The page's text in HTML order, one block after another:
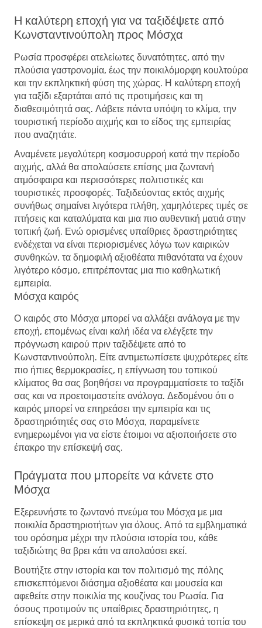
Η καλύτερη εποχή για να ταξιδέψετε από
Κωνσταντινούπολη προς Μόσχα
Ρωσία προσφέρει ατελείωτες δυνατότητες, από την
πλούσια γαστρονομία, έως την ποικιλόμορφη κουλτούρα
και την εκπληκτική φύση της χώρας. Η καλύτερη εποχή
για ταξίδι εξαρτάται από τις προτιμήσεις και τη
διαθεσιμότητά σας. Λάβετε πάντα υπόψη το κλίμα, την
τουριστική περίοδο αιχμής και το είδος της εμπειρίας
που αναζητάτε.
Αναμένετε μεγαλύτερη κοσμοσυρροή κατά την περίοδο
αιχμής, αλλά θα απολαύσετε επίσης μια ζωντανή
ατμόσφαιρα και περισσότερες πολιτιστικές και
τουριστικές προσφορές. Ταξιδεύοντας εκτός αιχμής
συνήθως σημαίνει λιγότερα πλήθη, χαμηλότερες τιμές σε
πτήσεις και καταλύματα και μια πιο αυθεντική ματιά στην
τοπική ζωή. Ενώ ορισμένες υπαίθριες δραστηριότητες
ενδέχεται να είναι περιορισμένες λόγω των καιρικών
συνθηκών, τα δημοφιλή αξιοθέατα πιθανότατα να έχουν
λιγότερο κόσμο, επιτρέποντας μια πιο καθηλωτική
εμπειρία.
Μόσχα καιρός
Ο καιρός στο Μόσχα μπορεί να αλλάξει ανάλογα με την
εποχή, επομένως είναι καλή ιδέα να ελέγξετε την
πρόγνωση καιρού πριν ταξιδέψετε από το
Κωνσταντινούπολη. Είτε αντιμετωπίσετε ψυχρότερες είτε
πιο ήπιες θερμοκρασίες, η επίγνωση του τοπικού
κλίματος θα σας βοηθήσει να προγραμματίσετε το ταξίδι
σας και να προετοιμαστείτε ανάλογα. Δεδομένου ότι ο
καιρός μπορεί να επηρεάσει την εμπειρία και τις
δραστηριότητές σας στο Μόσχα, παραμείνετε
ενημερωμένοι για να είστε έτοιμοι να αξιοποιήσετε στο
έπακρο την επίσκεψή σας.
Πράγματα που μπορείτε να κάνετε στο
Μόσχα
Εξερευνήστε το ζωντανό πνεύμα του Μόσχα με μια
ποικιλία δραστηριοτήτων για όλους. Από τα εμβληματικά
του ορόσημα μέχρι την πλούσια ιστορία του, κάθε
ταξιδιώτης θα βρει κάτι να απολαύσει εκεί.
Βουτήξτε στην ιστορία και τον πολιτισμό της πόλης
επισκεπτόμενοι διάσημα αξιοθέατα και μουσεία και
αφεθείτε στην ποικιλία της κουζίνας του Ρωσία. Για
όσους προτιμούν τις υπαίθριες δραστηριότητες, η
επίσκεψη σε μερικά από τα εκπληκτικά φυσικά τοπία του